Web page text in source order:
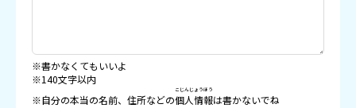
※書かなくてもいいよ
※140文字以内
※自分の本当の名前、住所などの個人情報
こじんじょうほう
は書かないでね